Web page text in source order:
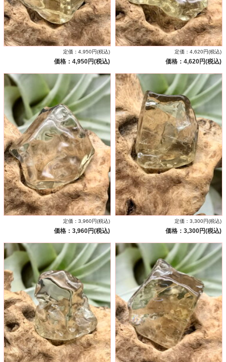
定価：4,950円(税込)
価格：4,950円(税込)
定価：4,620円(税込)
価格：4,620円(税込)
定価：3,960円(税込)
価格：3,960円(税込)
定価：3,300円(税込)
価格：3,300円(税込)